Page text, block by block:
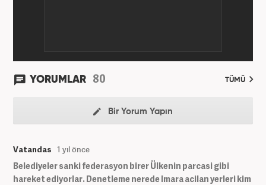
YORUMLAR 80 TÜMÜ
Bir Yorum Yapın
Vatandas 1 yıl önce
Belediyeler sanki federasyon birer Ülkenin parcasi gibi
hareket ediyorlar. Denetleme nerede Imara acilan yerleri kim